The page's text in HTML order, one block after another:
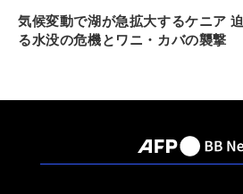
気候変動で湖が急拡大するケニア 迫
る水没の危機とワニ・カバの襲撃